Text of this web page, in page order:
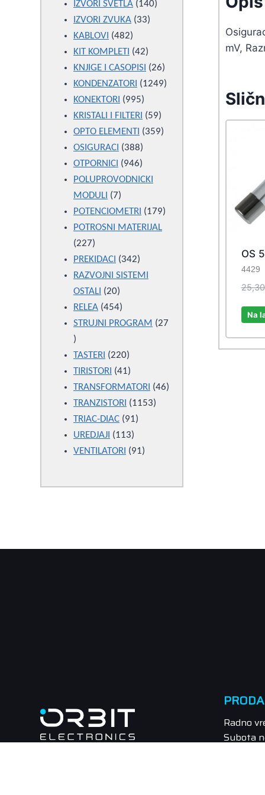
mV,
OS
4429
Na
products
IZVORI SVETLA 140140
IZVORI ZVUKA 3333
KABLOVI 482482
products
KIT KOMPLETI 4242
products
KNJIGE I CASOPISI 2626
products
KONDENZATORI 12491249
KONEKTORI 995995
products
KRISTALI I FILTERI 5959
products
OPTO ELEMENTI 359359
OSIGURACI 388388
products
OTPORNICI 946946
products
POLUPROVODNICKI
MODULI
77
products
POTENCIOMETRI 179179
POTROSNI MATERIJAL
227227
products
PREKIDACI 342342
products
RAZVOJNI SISTEMI
OSTALI
2020
products
RELEA 454454
products
STRUJNI PROGRAM
27
27
products
TASTERI 220220
products
TIRISTORI 4141
products
TRANSFORMATORI 4646
TRANZISTORI 11531153
TRIAC-DIAC 9191
UREDJAJI 113113
products
VENTILATORI 9191
Radno
Subota